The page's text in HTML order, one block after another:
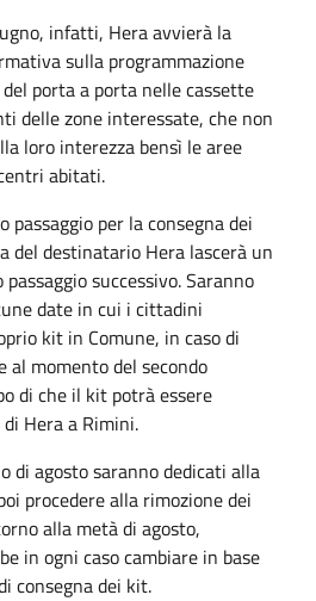
infatti, Hera avvierà la
sulla programmazione
porta a porta nelle cassette
delle zone interessate, che non
loro interezza bensì le aree
abitati.
passaggio per la consegna dei
del destinatario Hera lascerà un
successivo. Saranno
date in cui i cittadini
kit in Comune, in caso di
al momento del secondo
di che il kit potrà essere
Hera a Rimini.
di agosto saranno dedicati alla
procedere alla rimozione dei
alla metà di agosto,
in ogni caso cambiare in base
consegna dei kit.